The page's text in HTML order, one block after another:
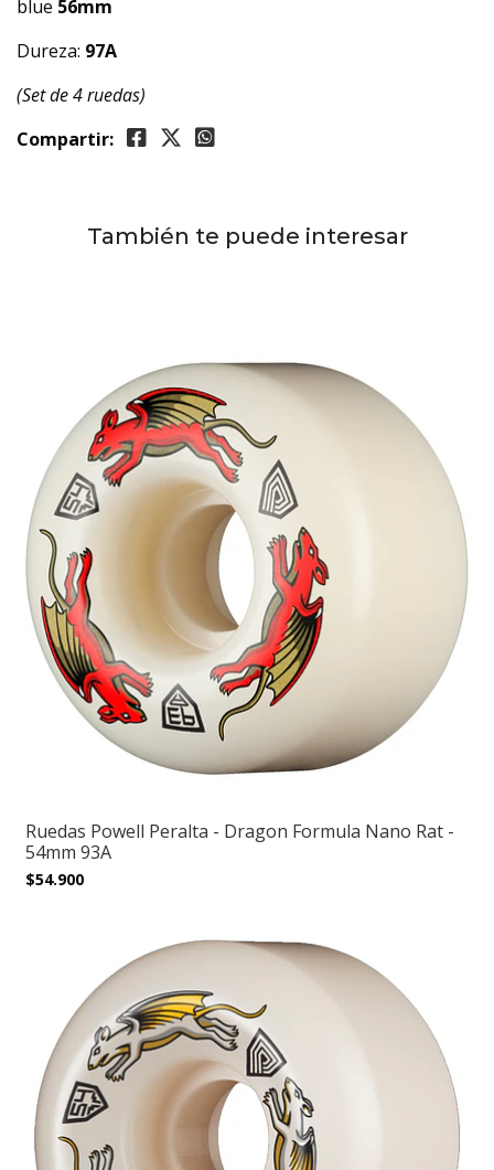
blue 56mm
Dureza: 97A
(Set de 4 ruedas)
Compartir:
También te puede interesar
Ruedas Powell Peralta - Dragon Formula Nano Rat -
54mm 93A
$54.900